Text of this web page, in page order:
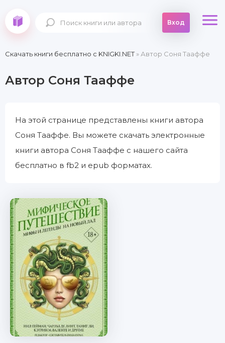
Вход
Скачать книги бесплатно c KNIGKI.NET» Автор Соня Тааффе
Автор Соня Тааффе
На этой странице представлены книги автора
Соня Тааффе. Вы можете скачать электронные
книги автора Соня Тааффе с нашего сайта
бесплатно в fb2 и epub форматах.